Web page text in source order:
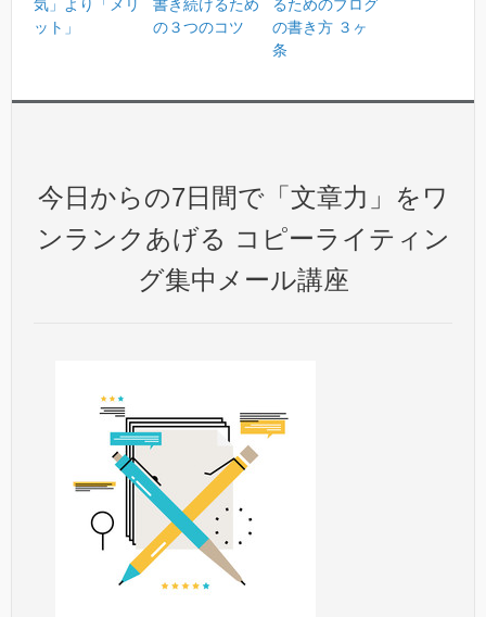
気」より「メリ
ット」
書き続けるため
の３つのコツ
るためのブログ
の書き方 ３ヶ
条
今日からの7日間で「文章力」をワ
ンランクあげる コピーライティン
グ集中メール講座